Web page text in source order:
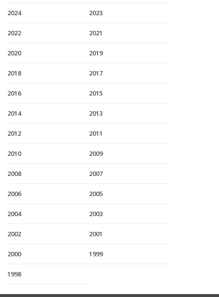
2024 2023
2022 2021
2020 2019
2018 2017
2016 2015
2014 2013
2012 2011
2010 2009
2008 2007
2006 2005
2004 2003
2002 2001
2000 1999
1998